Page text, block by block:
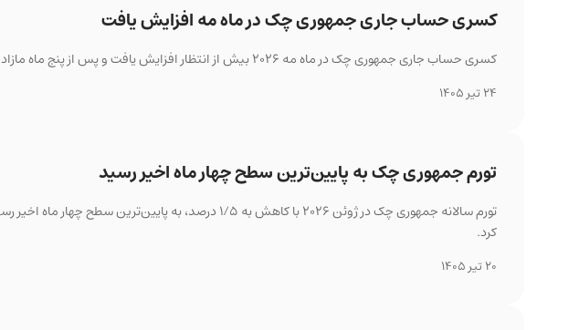
کسری حساب جاری جمهوری چک در ماه مه افزایش یافت
کسری حساب جاری جمهوری چک در ماه مه ۲۰۲۶ بیش از انتظار افزایش یافت و پس از پنج ماه مازاد، دوباره منفی شد.
24 تیر 1405
تورم جمهوری چک به پایین‌ترین سطح چهار ماه اخیر رسید
کرد.
20 تیر 1405